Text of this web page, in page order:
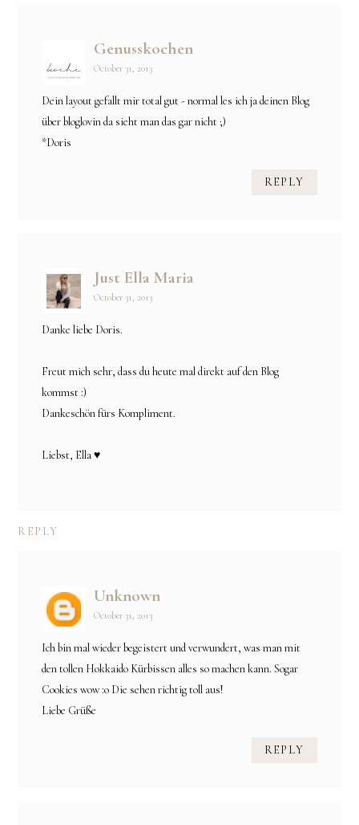
Genusskochen
October 31, 2013
Dein layout gefallt mir total gut - normal les ich ja deinen Blog
über bloglovin da sieht man das gar nicht ;)
*Doris
REPLY
Just Ella Maria
October 31, 2013
Danke liebe Doris.
Freut mich sehr, dass du heute mal direkt auf den Blog
kommst :)
Dankeschön fürs Kompliment.
Liebst, Ella ♥
REPLY
Unknown
October 31, 2013
Ich bin mal wieder begeistert und verwundert, was man mit
den tollen Hokkaido Kürbissen alles so machen kann. Sogar
Cookies wow :o Die sehen richtig toll aus!
Liebe Grüße
REPLY